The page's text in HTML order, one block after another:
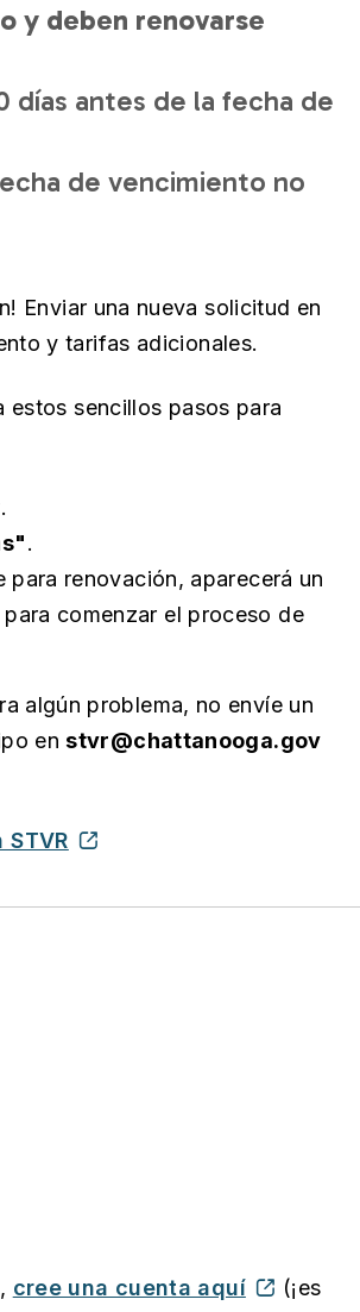
y deben renovarse
días antes de la fecha de
de vencimiento no
Enviar una nueva solicitud en
y tarifas adicionales.
sencillos pasos para
.
.
para renovación, aparecerá un
comenzar el proceso de
algún problema, no envíe un
enstvr@chattanooga.gov
cree una cuenta aquí
(¡es